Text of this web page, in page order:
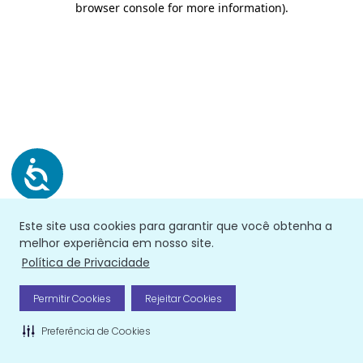
Este site usa cookies para garantir que você obtenha a
melhor experiência em nosso site.
Política de Privacidade
Permitir Cookies Rejeitar Cookies
Preferência de Cookies
browser console for more information).